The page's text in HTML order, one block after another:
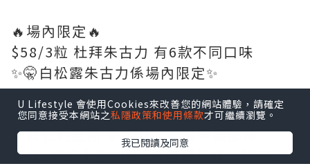
🔥場內限定🔥
$58/3粒 杜拜朱古力 有6款不同口味
✨🤫白松露朱古力係場內限定✨
🎊場內優惠🎊
🍫買任何產品 ➕💲3️⃣0️⃣換購雪糕脆棒
🍫買2排脆朱古力送1支雪糕脆棒（送完即
U Lifestyle 會使用Cookies來改善您的網站體驗，請確定
您同意接受本網站之私隱政策和使用條款才可繼續瀏覽。
我已閱讀及同意